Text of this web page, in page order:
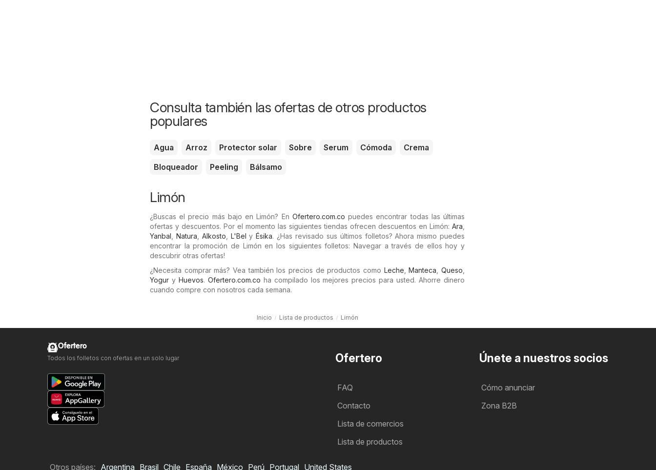
Consulta también las ofertas de otros productos
populares
Agua Arroz Protector solar Sobre Serum Cómoda
Crema
Bloqueador
Peeling Bálsamo
Limón
¿Buscas el precio más bajo en Limón? En Ofertero.com.co puedes encontrar todas las últimas
ofertas y descuentos. Por el momento las siguientes tiendas ofrecen descuentos en Limón: Ara
Yanbal
Natura Alkosto L'Bel yÉsika. ¿Has revisado sus últimos folletos? Ahora mismo puedes
encontrar la promoción de Limón en los siguientes folletos: Navegar a través de ellos hoy y
descubrir otras ofertas!
¿Necesita comprar más? Vea también los precios de productos como Leche ,Manteca ,Queso
Yogur y Huevos. Ofertero.com.co ha compilado los mejores precios para usted. Ahorre dinero
cuando compre con nosotros cada semana.
Inicio Lista de productos Limón
Ofertero
FAQ
Contacto
Lista de comercios
Lista de productos
Únete a nuestros socios
Cómo anunciar
Zona B2B
Ofertero
Todos los folletos con ofertas en un solo lugar
Otros países: Argentina Brasil Chile España México Perú Portugal United States